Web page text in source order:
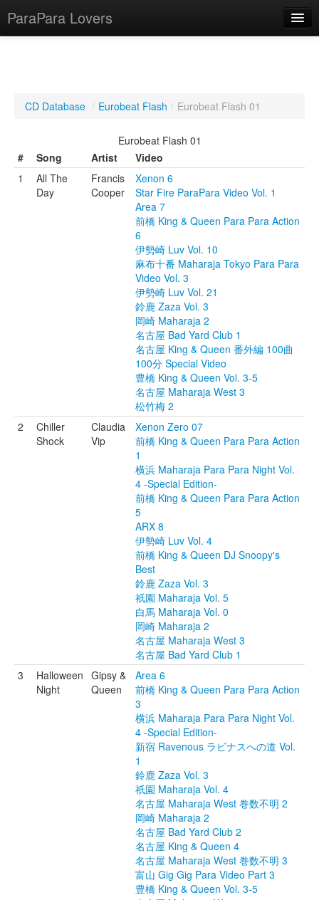
ParaPara Lovers
TechPara Video Database
CD Database
CD Database / Eurobeat Flash / Eurobeat Flash 01
Eurobeat Flash 01
#
Song Artist
Video
1
All The
Day
Francis
Cooper
Xenon 6
Star Fire ParaPara Video Vol. 1
Area 7
前橋 King & Queen Para Para Action
6
伊勢崎 Luv Vol. 10
麻布十番 Maharaja Tokyo Para Para
Video Vol. 3
伊勢崎 Luv Vol. 21
鈴鹿 Zaza Vol. 3
岡崎 Maharaja 2
名古屋 Bad Yard Club 1
名古屋 King & Queen 番外編 100曲
100分 Special Video
豊橋 King & Queen Vol. 3-5
名古屋 Maharaja West 3
松竹梅 2
2
Chiller
Shock
Claudia
Vip
Xenon Zero 07
前橋 King & Queen Para Para Action
1
横浜 Maharaja Para Para Night Vol.
4 -Special Edition-
前橋 King & Queen Para Para Action
5
ARX 8
伊勢崎 Luv Vol. 4
前橋 King & Queen DJ Snoopy's
Best
鈴鹿 Zaza Vol. 3
祇園 Maharaja Vol. 5
白馬 Maharaja Vol. 0
岡崎 Maharaja 2
名古屋 Maharaja West 3
名古屋 Bad Yard Club 1
3
Halloween
Night
Gipsy &
Queen
Area 6
前橋 King & Queen Para Para Action
3
横浜 Maharaja Para Para Night Vol.
4 -Special Edition-
新宿 Ravenous ラビナスへの道 Vol.
1
鈴鹿 Zaza Vol. 3
祇園 Maharaja Vol. 4
名古屋 Maharaja West 巻数不明 2
岡崎 Maharaja 2
名古屋 Bad Yard Club 2
名古屋 King & Queen 4
名古屋 Maharaja West 巻数不明 3
富山 Gig Gig Para Video Part 3
豊橋 King & Queen Vol. 3-5